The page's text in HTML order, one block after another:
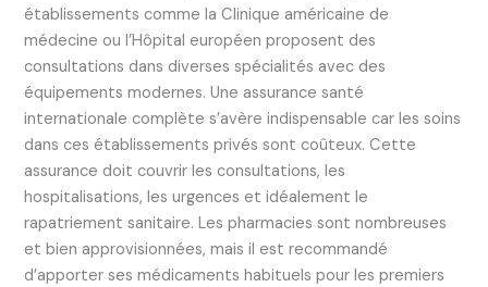
établissements comme la Clinique américaine de
médecine ou l’Hôpital européen proposent des
consultations dans diverses spécialités avec des
équipements modernes. Une assurance santé
internationale complète s’avère indispensable car les soins
dans ces établissements privés sont coûteux. Cette
assurance doit couvrir les consultations, les
hospitalisations, les urgences et idéalement le
rapatriement sanitaire. Les pharmacies sont nombreuses
et bien approvisionnées, mais il est recommandé
d’apporter ses médicaments habituels pour les premiers